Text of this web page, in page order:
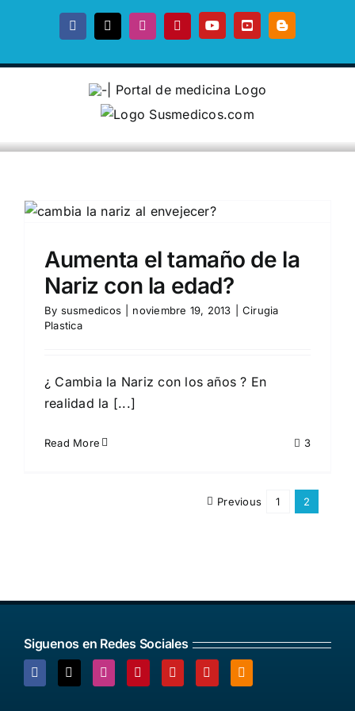
Facebook
X InstagramPinterestYouTubeYouTubeBlogger
Aumenta el tamaño de la
Nariz con la edad?
By susmedicos noviembre 19, 2013
Cirugia
Plastica
¿ Cambia la Nariz con los años ? En
realidad la [...]
Read More 3
Previous 1 2
Siguenos en Redes Sociales
Facebook
X InstagramPinterestYouTubeYouTubeBlogger